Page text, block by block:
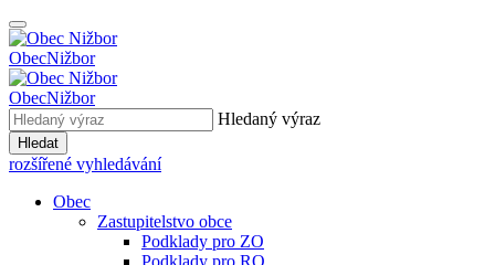
ObecNižbor
ObecNižbor
Hledaný výraz
Hledat
rozšířené vyhledávání
Obec
Zastupitelstvo obce
Podklady pro ZO
Podklady pro RO